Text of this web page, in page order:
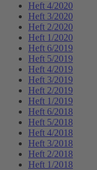
Heft 4/2020
Heft 3/2020
Heft 2/2020
Heft 1/2020
Heft 6/2019
Heft 5/2019
Heft 4/2019
Heft 3/2019
Heft 2/2019
Heft 1/2019
Heft 6/2018
Heft 5/2018
Heft 4/2018
Heft 3/2018
Heft 2/2018
Heft 1/2018